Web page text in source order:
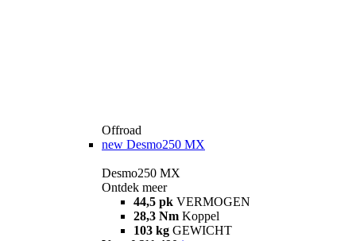
Offroad
new Desmo250 MX
Desmo250 MX
Ontdek meer
44,5 pk VERMOGEN
28,3 Nm Koppel
103 kg GEWICHT